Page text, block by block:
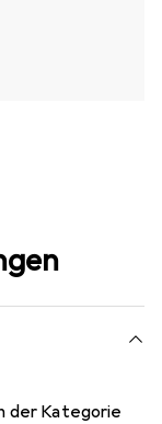
der Kategorie